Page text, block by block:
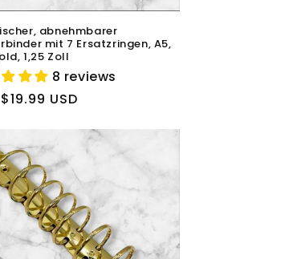
abnehmbarer
mit 7 Ersatzringen, A5,
1,25 Zoll
8 reviews
USD